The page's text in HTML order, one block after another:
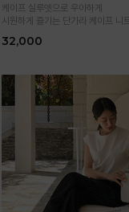
케이프 실루엣으로 우아하게
시원하게 즐기는 단가라 케이프 니트
32,000